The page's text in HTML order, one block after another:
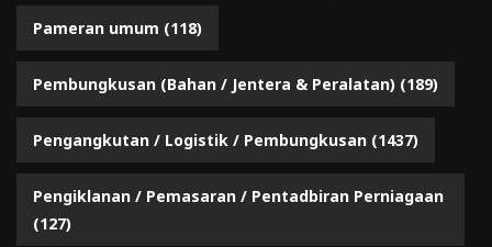
Pameran umum (118)
Pembungkusan (Bahan / Jentera & Peralatan) (189)
Pengangkutan / Logistik / Pembungkusan (1437)
Pengiklanan / Pemasaran / Pentadbiran Perniagaan
(127)